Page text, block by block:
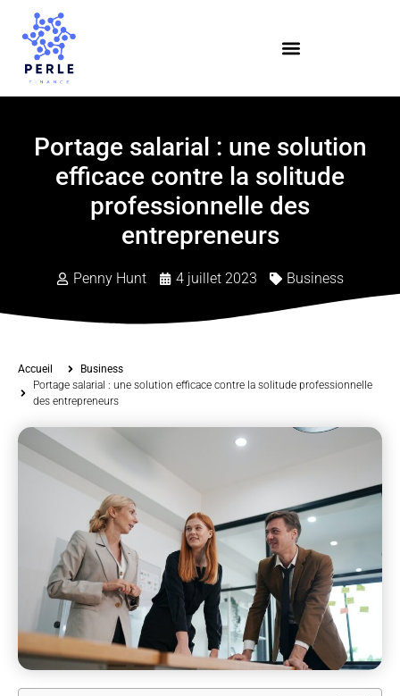
Portage salarial : une solution
efficace contre la solitude
professionnelle des
entrepreneurs
Penny Hunt 4 juillet 2023 Business
Accueil
Business
Portage salarial : une solution efficace contre la solitude professionnelle
des entrepreneurs